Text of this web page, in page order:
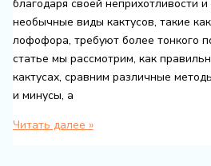
благодаря своей неприхотливости
необычные виды кактусов, такие
лофофора, требуют более тонкого
статье мы рассмотрим, как
кактусах, сравним различные
и минусы, а
Как
Читать далее »